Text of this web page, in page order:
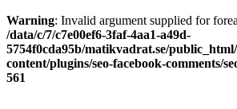
Warning: Invalid argument supplied for
/data/c/7/c7e00ef6-3faf-4aa1-a49d-
5754f0cda95b/matikvadrat.se/
content/plugins/seo-facebook-comments/
561